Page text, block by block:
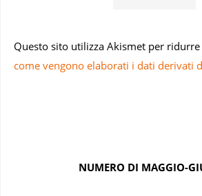
Questo sito utilizza Akismet per ridurre
come vengono elaborati i dati derivati
NUMERO DI MAGGIO-